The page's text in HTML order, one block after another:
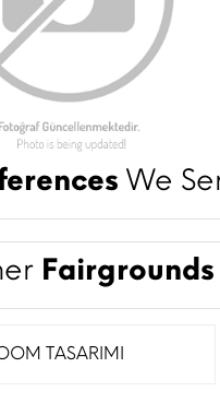
We
Fairgrounds
TASARIMI